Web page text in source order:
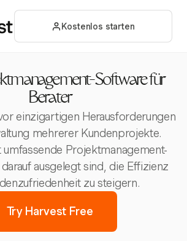
Kostenlos starten
Software für
Berater
einzigartigen Herausforderungen
mehrerer Kundenprojekte.
umfassende Projektmanagement-
ausgelegt sind, die Effizienz
zu steigern.
Try Harvest Free